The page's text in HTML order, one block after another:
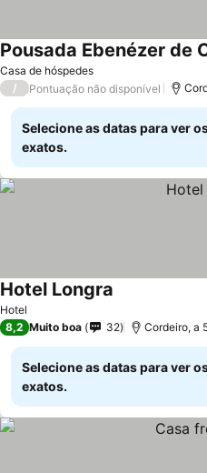
Casa de hóspedes
Pousada Ebenézer de
/ Pontuação não disponível
Selecione as datas para ver
exatos.
Hotel
Hotel Longra
8,2 Muito boa 32 Cordeiro, a
Selecione as datas para ver
exatos.